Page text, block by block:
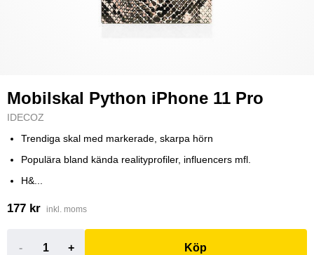
Mobilskal Python iPhone 11 Pro
IDECOZ
Trendiga skal med markerade, skarpa hörn
Populära bland kända realityprofiler, influencers mfl.
H&...
177 kr inkl. moms
- + Köp